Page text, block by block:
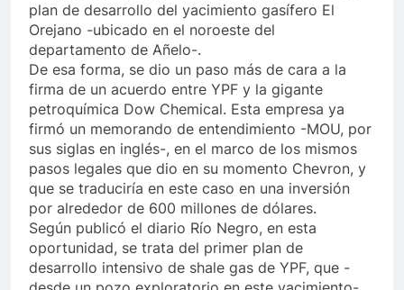
plan de desarrollo del yacimiento gasífero El
Orejano -ubicado en el noroeste del
departamento de Añelo-.
De esa forma, se dio un paso más de cara a la
firma de un acuerdo entre YPF y la gigante
petroquímica Dow Chemical. Esta empresa ya
firmó un memorando de entendimiento -MOU, por
sus siglas en inglés-, en el marco de los mismos
pasos legales que dio en su momento Chevron, y
que se traduciría en este caso en una inversión
por alrededor de 600 millones de dólares.
Según publicó el diario Río Negro, en esta
oportunidad, se trata del primer plan de
desarrollo intensivo de shale gas de YPF, que -